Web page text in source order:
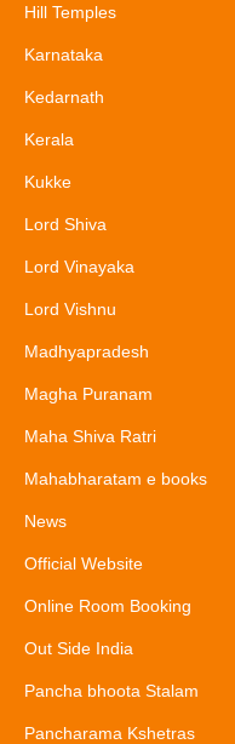
Hill Temples
Karnataka
Kedarnath
Kerala
Kukke
Lord Shiva
Lord Vinayaka
Lord Vishnu
Madhyapradesh
Magha Puranam
Maha Shiva Ratri
Mahabharatam e books
News
Official Website
Online Room Booking
Out Side India
Pancha bhoota Stalam
Pancharama Kshetras